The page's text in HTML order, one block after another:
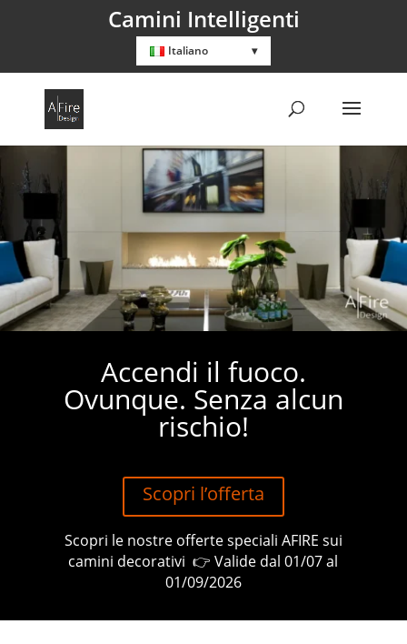
Italiano
Camini Intelligenti
Accendi il fuoco.
Ovunque. Senza alcun
rischio!
Scopri l’offerta
Scopri le nostre offerte speciali AFIRE sui
camini decorativi 👉 Valide dal 01/07 al
01/09/2026